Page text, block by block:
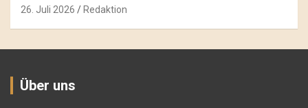
26. Juli 2026 Redaktion
Über uns